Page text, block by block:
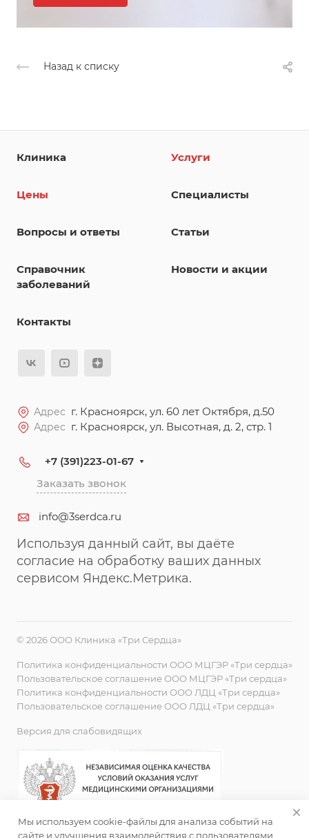
Назад к списку
Клиника Услуги
Цены Специалисты
Вопросы и ответы Статьи
Справочник
заболеваний
Новости и акции
Контакты
Адрес г. Красноярск, ул. 60 лет Октября, д.50
Адрес г. Красноярск, ул. Высотная, д. 2, стр. 1
+7 (391)223-01-67
Заказать звонок
info@3serdca.ru
Используя данный сайт, вы даёте
согласие на обработку ваших данных
сервисом Яндекс.Метрика.
© 2026 ООО Клиника «Три Сердца»
Политика конфиденциальности ООО МЦГЭР «Три сердца»
Пользовательское соглашение ООО МЦГЭР «Три сердца»
Политика конфиденциальности ООО ЛДЦ «Три сердца»
Пользовательское соглашение ООО ЛДЦ «Три сердца»
Версия для слабовидящих
Мы используем cookie-файлы для анализа событий на
сайте и улучшения взаимодействия с пользователями.